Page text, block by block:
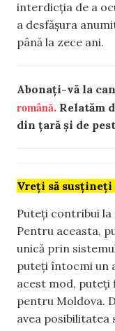
interdicția de a
a desfășura
până la zece ani.
Abonați-vă la
română. Relatăm
din țară și de
Vreți să susțineți
Puteți contribui
Pentru aceasta,
unică prin
puteți întocmi un
acest mod, puteți
pentru Moldova.
avea